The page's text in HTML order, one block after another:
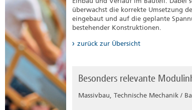
überwachst die korrekte Umsetzung
eingebaut und auf die geplante
bestehender Konstruktionen.
zurück zur Übersicht
Besonders relevante
Massivbau, Technische Mechanik /